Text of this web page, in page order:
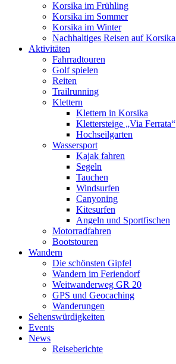
Korsika im Frühling
Korsika im Sommer
Korsika im Winter
Nachhaltiges Reisen auf Korsika
Aktivitäten
Fahrradtouren
Golf spielen
Reiten
Trailrunning
Klettern
Klettern in Korsika
Klettersteige „Via Ferrata“
Hochseilgarten
Wassersport
Kajak fahren
Segeln
Tauchen
Windsurfen
Canyoning
Kitesurfen
Angeln und Sportfischen
Motorradfahren
Bootstouren
Wandern
Die schönsten Gipfel
Wandern im Feriendorf
Weitwanderweg GR 20
GPS und Geocaching
Wanderungen
Sehenswürdigkeiten
Events
News
Reiseberichte